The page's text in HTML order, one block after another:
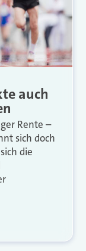
auch
Rente –
sich doch
die